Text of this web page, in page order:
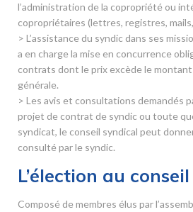
l’administration de la copropriété ou
copropriétaires (lettres, registres,
> L’assistance du syndic dans ses
a en charge la mise en concurrence
contrats dont le prix excède le
générale.
> Les avis et consultations demandés
projet de contrat de syndic ou toute
syndicat, le conseil syndical peut
consulté par le syndic.
L’élection au
Composé de membres élus par